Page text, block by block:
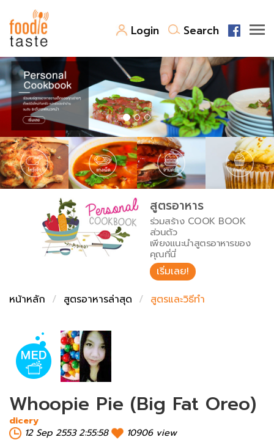
Login Search
สูตรอาหาร
สูตรอาหารล่าสุด
Top Foodie
พาไปชิม
สารพันก้นครัว
เคล็ดลับน่ารู้
เปรียบเทียบหน่วยการตวง
เปรียบเทียบอุณหภูมิ
เปรียบเทียบน้ำหนักวัตถุดิบ
FoodPedia
สร้าง Cookbook
สูตรอาหาร
ร่วมสร้าง COOK BOOK
ส่วนตัว
เพียงแนะนำสูตรอาหารของ
คุณที่นี่
เริ่มเลย!
หน้าหลัก
สูตรอาหารล่าสุด สูตรและวิธีทำ
Whoopie Pie (Big Fat Oreo)
dicery
12 Sep 2553 2:55:58
10906 view